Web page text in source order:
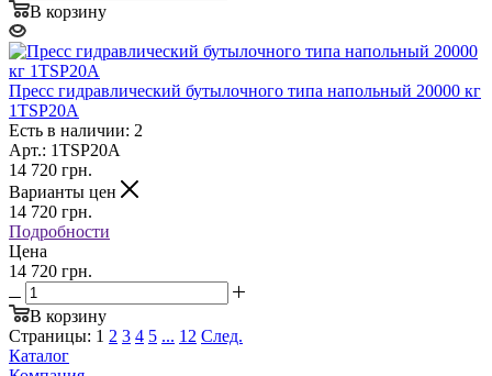
В корзину
Пресс гидравлический бутылочного типа напольный 20000 кг
1TSP20A
Есть в наличии: 2
Арт.: 1TSP20A
14 720 грн.
Варианты цен
14 720 грн.
Подробности
Цена
14 720 грн.
В корзину
Страницы: 1 2 3 4 5 ... 12 След.
Каталог